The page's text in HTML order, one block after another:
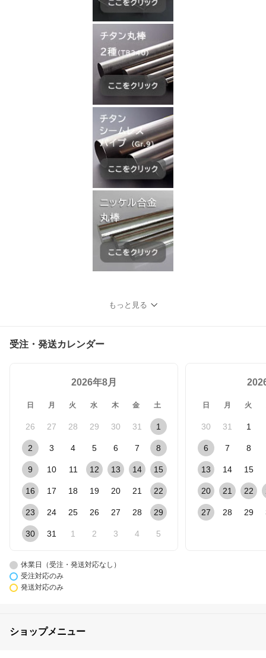
もっと見る
受注・発送カレンダー
2026年8月
日 月 火 水 木 金 土
26 27 28 29 30 31 1
2 3 4 5 6 7 8
9 10 11 12 13 14 15
16 17 18 19 20 21 22
23 24 25 26 27 28 29
30 31 1 2 3 4 5
日 月 火
30 31 1
6 7 8
13 14 15
20 21 22
27 28 29
休業日（受注・発送対応なし）
受注対応のみ
発送対応のみ
ショップメニュー